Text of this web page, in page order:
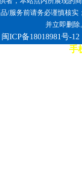
/服务前请务必谨慎核
并立即删除
ICP备18018981号-12
小时客服热线: 康师傅手